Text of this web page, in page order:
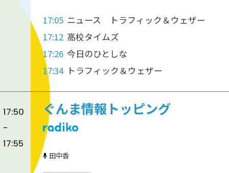
17:05 ニュース トラフィック＆ウェザー
17:12 高校タイムズ
17:26 今日のひとしな
17:34 トラフィック＆ウェザー
17:50
-
17:55
ぐんま情報トッピング
田中香